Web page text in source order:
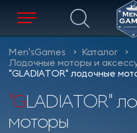
Men'sGames
Каталог
Лодочные моторы и
"GLADIATOR" лодочные
"GLADIATOR" лодочные
моторы